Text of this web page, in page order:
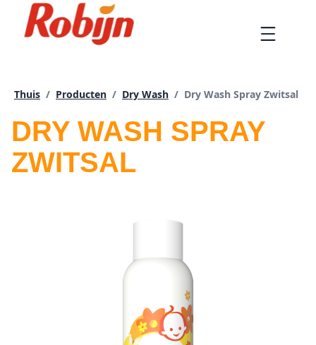
Doorgaan
artikel
Thuis / Producten / Dry Wash / Huidige pagina:
Dry Wash Spray Zwitsal
DRY WASH SPRAY
ZWITSAL